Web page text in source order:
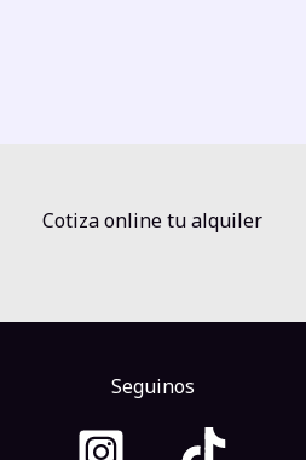
Cotiza online tu alquiler
Seguinos